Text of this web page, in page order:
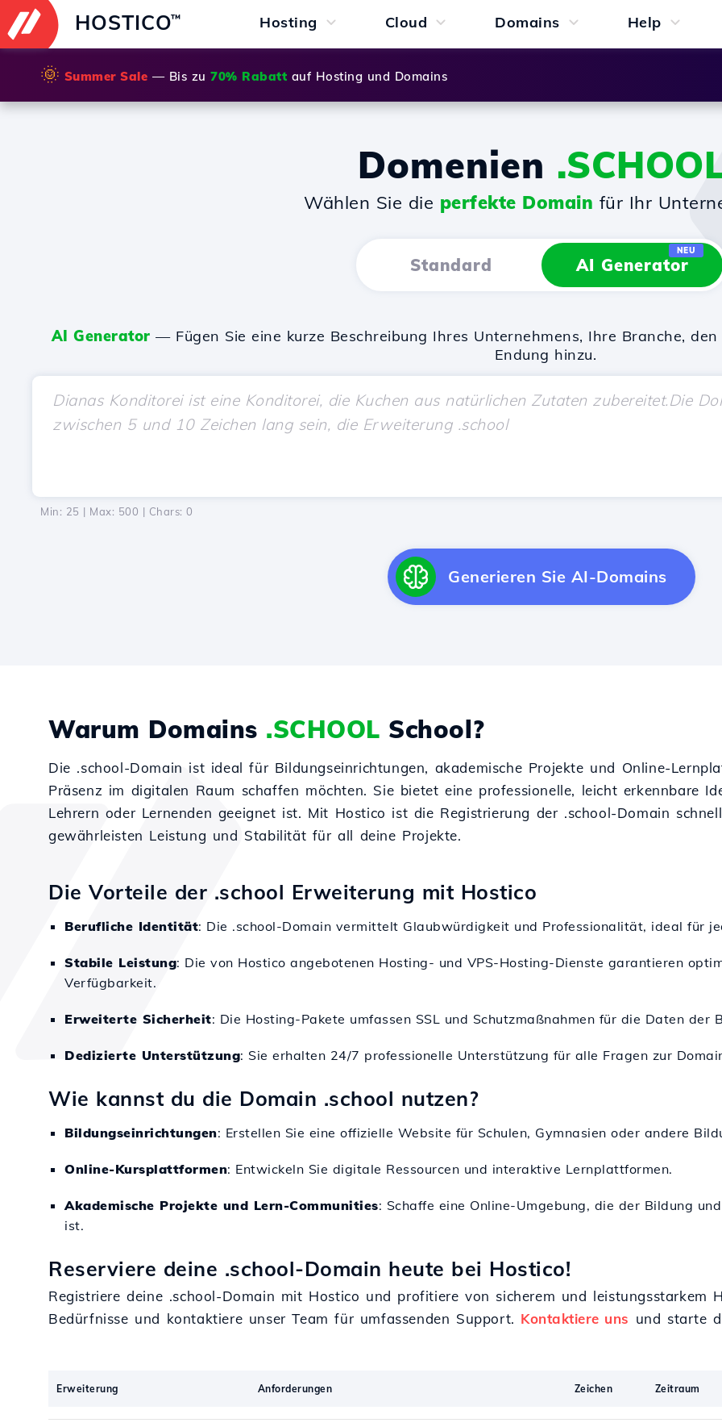
HOSTICO™ Hosting Cloud Domains Help
🌞 Summer Sale — Bis zu 70% Rabatt auf Hosting und Domains
Domenien
Wählen Sie die perfekte Domain für Ihr
Standard AI Generator
NEU
AI Generator — Fügen Sie eine kurze Beschreibung Ihres Unternehmens, Ihre Branche,
Endung hinzu.
Min: 25 | Max: 500 | Chars: 0
Generieren Sie AI-Domains
Warum Domains .SCHOOL School?
Die .school-Domain ist ideal für Bildungseinrichtungen, akademische Projekte und Online-
Präsenz im digitalen Raum schaffen möchten. Sie bietet eine professionelle, leicht erkennbare
Lehrern oder Lernenden geeignet ist. Mit Hostico ist die Registrierung der .school-Domain
gewährleisten Leistung und Stabilität für all deine Projekte.
Die Vorteile der .school Erweiterung mit Hostico
Berufliche Identität: Die .school-Domain vermittelt Glaubwürdigkeit und Professionalität, ideal für
Stabile Leistung: Die von Hostico angebotenen Hosting- und VPS-Hosting-Dienste garantieren
Verfügbarkeit.
Erweiterte Sicherheit: Die Hosting-Pakete umfassen SSL und Schutzmaßnahmen für die Daten der
Dedizierte Unterstützung: Sie erhalten 24/7 professionelle Unterstützung für alle Fragen zur
Wie kannst du die Domain .school nutzen?
Bildungseinrichtungen: Erstellen Sie eine offizielle Website für Schulen, Gymnasien oder andere
Online-Kursplattformen: Entwickeln Sie digitale Ressourcen und interaktive Lernplattformen.
Akademische Projekte und Lern-Communities: Schaffe eine Online-Umgebung, die der Bildung
ist.
Reserviere deine .school-Domain heute bei Hostico!
Registriere deine .school-Domain mit Hostico und profitiere von sicherem und leistungsstarkem
Bedürfnisse und kontaktiere unser Team für umfassenden Support. Kontaktiere uns und starte
Erweiterung Anforderungen Zeichen Zeitraum